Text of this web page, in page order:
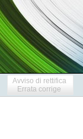
Avviso di rettifica
Errata corrige